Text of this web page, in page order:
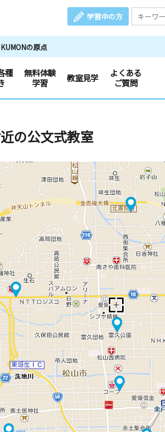
学習中の方
KUMONの原点
種
無料体験
学習
教室見学
よくある
ご質問
の公文式教室